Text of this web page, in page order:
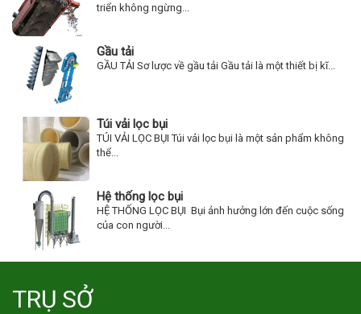
triển không ngừng...
Gầu tải
GẦU TẢI Sơ lược về gầu tải Gầu tải là một thiết bị kĩ...
Túi vải lọc bụi
TÚI VẢI LỌC BỤI Túi vải lọc bụi là một sản phẩm không
thể...
Hệ thống lọc bụi
HỆ THỐNG LỌC BỤI Bụi ảnh hưởng lớn đến cuộc sống
của con người...
TRỤ SỞ